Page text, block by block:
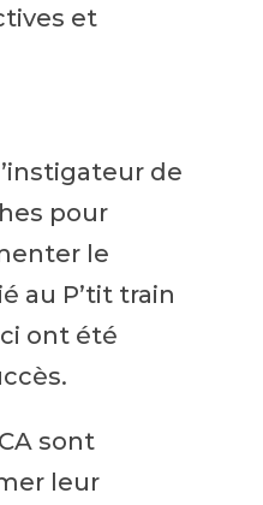
et
de
pour
le
au P’tit train
ont été
sont
leur